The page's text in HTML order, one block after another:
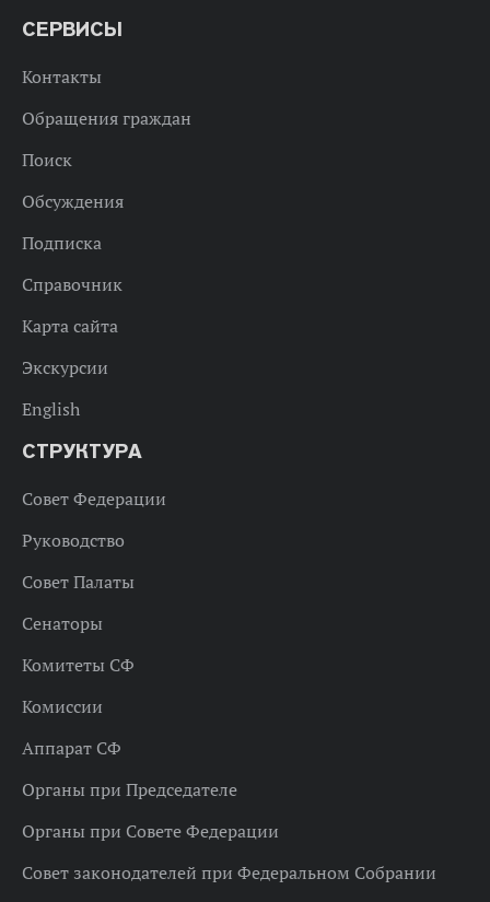
СЕРВИСЫ
Контакты
Обращения граждан
Поиск
Обсуждения
Подписка
Справочник
Карта сайта
Экскурсии
English
СТРУКТУРА
Совет Федерации
Руководство
Совет Палаты
Сенаторы
Комитеты СФ
Комиссии
Аппарат СФ
Органы при Председателе
Органы при Совете Федерации
Совет законодателей при Федеральном Собрании